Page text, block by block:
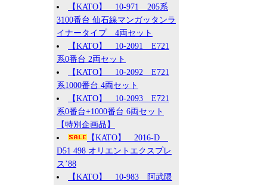
【KATO】 10-971 205系
3100番台 仙石線マンガッタンラ
イナータイプ 4両セット
【KATO】 10-2091 E721
系0番台 2両セット
【KATO】 10-2092 E721
系1000番台 4両セット
【KATO】 10-2093 E721
系0番台+1000番台 6両セット
【特別企画品】
【KATO】 2016-D
D51 498 オリエントエクスプレ
ス’88
【KATO】 10-983 阿武隈